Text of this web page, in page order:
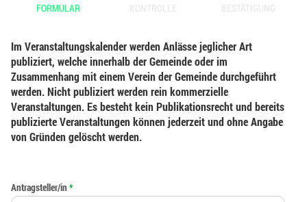
FORMULAR KONTROLLE BESTÄTIGUNG
Im Veranstaltungskalender werden Anlässe jeglicher Art
publiziert, welche innerhalb der Gemeinde oder im
Zusammenhang mit einem Verein der Gemeinde durchgeführt
werden. Nicht publiziert werden rein kommerzielle
Veranstaltungen. Es besteht kein Publikationsrecht und bereits
publizierte Veranstaltungen können jederzeit und ohne Angabe
von Gründen gelöscht werden.
Antragsteller/in*